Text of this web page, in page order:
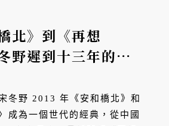
北》到《再想
野遲到十三年的中
冬野 2013 年《安和橋北》和
成為一個世代的經典，從中國